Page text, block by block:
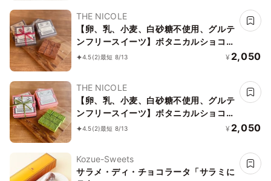
THE NICOLE
【卵、乳、小麦、白砂糖不使用、グルテ
ンフリースイーツ】ボタニカルショコラ
京豆腐生チョコ 《ヴィーガンスイー
4.5(2)最短 8/13 ¥ 2,050
THE NICOLE
【卵、乳、小麦、白砂糖不使用、グルテ
ンフリースイーツ】ボタニカルショコラ
生チョコ 京抹茶 〜京豆腐を使用したシ
慮》
4.5(2)最短 8/13 ¥ 2,050
Kozue-Sweets
サラメ・ディ・チョコラータ「サラミに